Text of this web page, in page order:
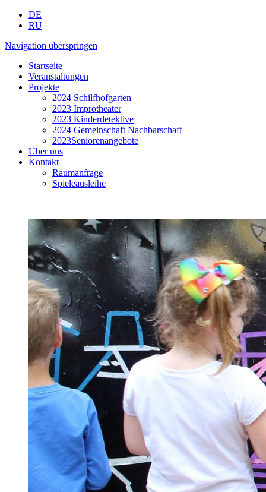
DE
RU
Navigation überspringen
Startseite
Veranstaltungen
Projekte
2024 Schilfhofgarten
2023 Improtheater
2023 Kinderdetektive
2024 Gemeinschaft Nachbarschaft
2023Seniorenangebote
Über uns
Kontakt
Raumanfrage
Spieleausleihe